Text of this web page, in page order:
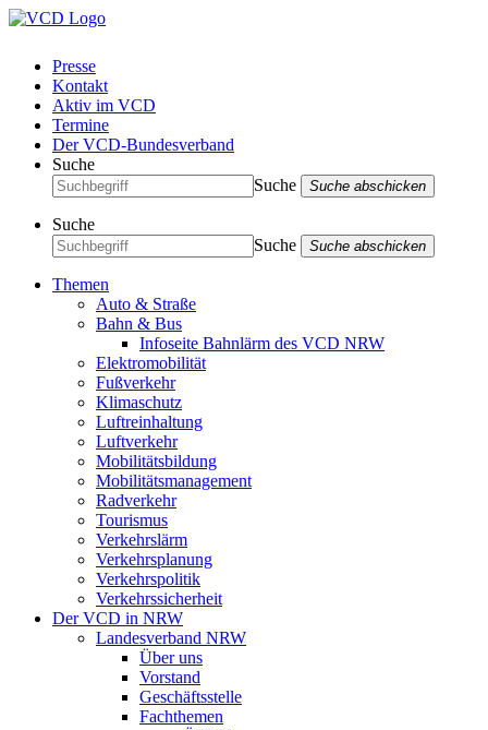
Presse
Kontakt
Aktiv im VCD
Termine
Der VCD-Bundesverband
Suche
Suche
Suche abschicken
Suche
Suche
Suche abschicken
Themen
Auto & Straße
Bahn & Bus
Infoseite Bahnlärm des VCD NRW
Elektromobilität
Fußverkehr
Klimaschutz
Luftreinhaltung
Luftverkehr
Mobilitätsbildung
Mobilitätsmanagement
Radverkehr
Tourismus
Verkehrslärm
Verkehrsplanung
Verkehrspolitik
Verkehrssicherheit
Der VCD in NRW
Landesverband NRW
Über uns
Vorstand
Geschäftsstelle
Fachthemen